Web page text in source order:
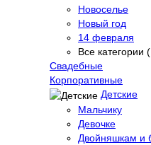
Новоселье
Новый год
14 февраля
Все категории
Свадебные
Корпоративные
Детские
Мальчику
Девочке
Двойняшкам и